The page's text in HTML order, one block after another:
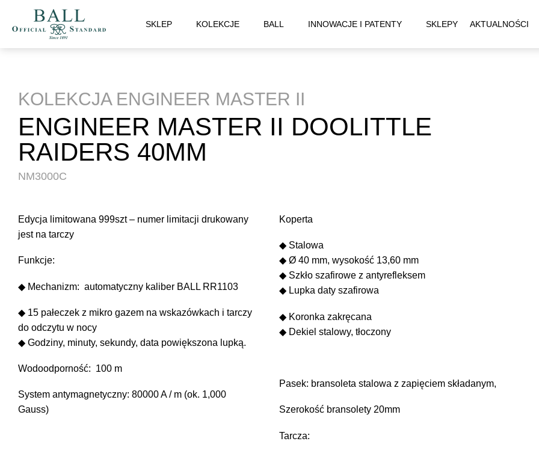
SKLEP KOLEKCJE BALL INNOWACJE I PATENTY SKLEPY AKTUALNOŚCI
KOLEKCJA ENGINEER MASTER II
ENGINEER MASTER II DOOLITTLE
RAIDERS 40MM
NM3000C
Edycja limitowana 999szt – numer limitacji drukowany
jest na tarczy
Funkcje:
◆ Mechanizm: automatyczny kaliber BALL RR1103
◆ 15 pałeczek z mikro gazem na wskazówkach i tarczy
do odczytu w nocy
◆ Godziny, minuty, sekundy, data powiększona lupką.
Wodoodporność: 100 m
System antymagnetyczny: 80000 A / m (ok. 1,000
Gauss)
Koperta
◆ Stalowa
◆ Ø 40 mm, wysokość 13,60 mm
◆ Szkło szafirowe z antyrefleksem
◆ Lupka daty szafirowa
◆ Koronka zakręcana
◆ Dekiel stalowy, tłoczony
Pasek: bransoleta stalowa z zapięciem składanym,
Szerokość bransolety 20mm
Tarcza: